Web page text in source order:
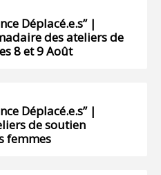
Déplacé.e.s” |
des ateliers de
8 et 9 Août
Déplacé.e.s” |
de soutien
femmes